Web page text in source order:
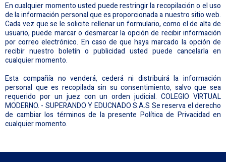
En cualquier momento usted puede restringir la recopilación o el uso
de la información personal que es proporcionada a nuestro sitio web.
Cada vez que se le solicite rellenar un formulario, como el de alta de
usuario, puede marcar o desmarcar la opción de recibir información
por correo electrónico. En caso de que haya marcado la opción de
recibir nuestro boletín o publicidad usted puede cancelarla en
cualquier momento.
Esta compañía no venderá, cederá ni distribuirá la información
personal que es recopilada sin su consentimiento, salvo que sea
requerido por un juez con un orden judicial. COLEGIO VIRTUAL
MODERNO. - SUPERANDO Y EDUCNADO S.A.S Se reserva el derecho
de cambiar los términos de la presente Política de Privacidad en
cualquier momento.